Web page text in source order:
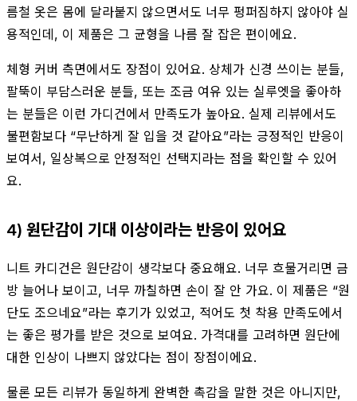
름철 옷은 몸에 달라붙지 않으면서도 너무 펑퍼짐하지 않아야 실
용적인데, 이 제품은 그 균형을 나름 잘 잡은 편이에요.
체형 커버 측면에서도 장점이 있어요. 상체가 신경 쓰이는 분들,
팔뚝이 부담스러운 분들, 또는 조금 여유 있는 실루엣을 좋아하
는 분들은 이런 가디건에서 만족도가 높아요. 실제 리뷰에서도
불편함보다 “무난하게 잘 입을 것 같아요”라는 긍정적인 반응이
보여서, 일상복으로 안정적인 선택지라는 점을 확인할 수 있어
요.
4) 원단감이 기대 이상이라는 반응이 있어요
니트 카디건은 원단감이 생각보다 중요해요. 너무 흐물거리면 금
방 늘어나 보이고, 너무 까칠하면 손이 잘 안 가요. 이 제품은 “원
단도 조으네요”라는 후기가 있었고, 적어도 첫 착용 만족도에서
는 좋은 평가를 받은 것으로 보여요. 가격대를 고려하면 원단에
대한 인상이 나쁘지 않았다는 점이 장점이에요.
물론 모든 리뷰가 동일하게 완벽한 촉감을 말한 것은 아니지만,